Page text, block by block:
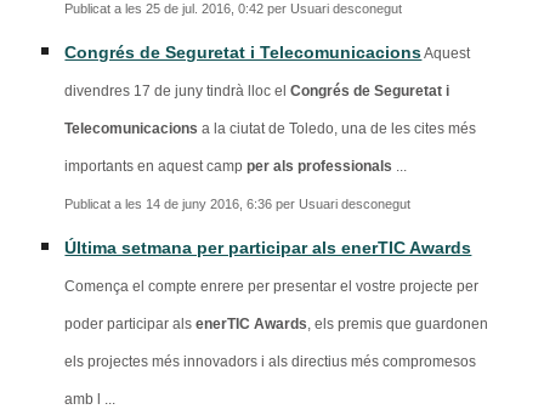
Publicat a les 25 de jul. 2016, 0:42 per Usuari desconegut
Congrés de Seguretat i TelecomunicacionsAquest
divendres 17 de juny tindrà lloc elCongrés de Seguretat i
Telecomunicacions a la ciutat de Toledo, una de les cites més
importants en aquest campper als professionals ...
Publicat a les 14 de juny 2016, 6:36 per Usuari desconegut
Última setmana per participar als enerTIC Awards
Comença el compte enrere per presentar el vostre projecte per
poder participar alsenerTIC Awards, els premis que guardonen
els projectes més innovadors i als directius més compromesos
amb l ...